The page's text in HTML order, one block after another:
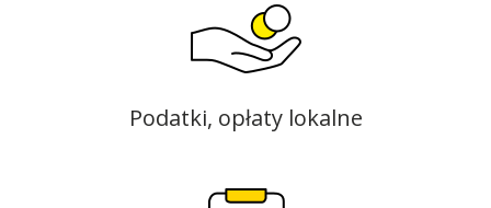
Podatki, opłaty lokalne